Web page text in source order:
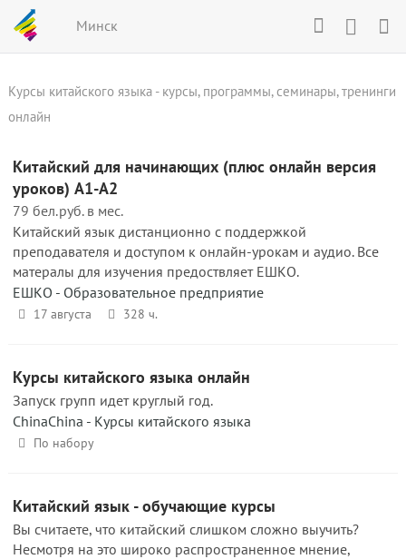
Минск
Курсы китайского языка - курсы, программы, семинары, тренинги
онлайн
Китайский для начинающих (плюс онлайн версия
уроков) A1-A2
79 бел.руб. в мес.
Китайский язык дистанционно с поддержкой
преподавателя и доступом к онлайн-урокам и аудио. Все
матералы для изучения предоствляет ЕШКО.
ЕШКО - Образовательное предприятие
17 августа 328 ч.
Курсы китайского языка онлайн
Запуск групп идет круглый год.
ChinaChina - Курсы китайского языка
По набору
Китайский язык - обучающие курсы
Вы считаете, что китайский слишком сложно выучить?
Несмотря на это широко распространенное мнение,